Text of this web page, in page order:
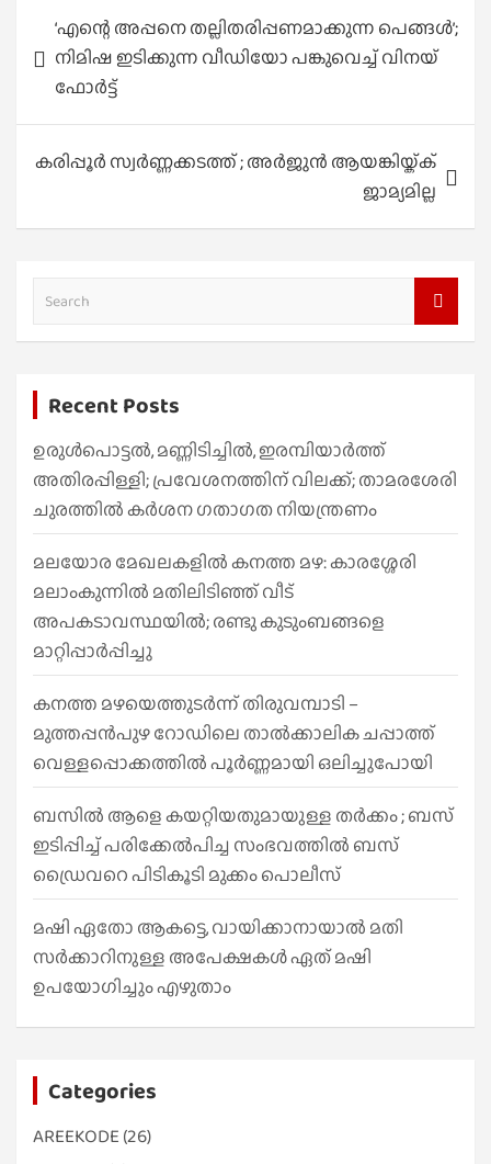
navigation
‘എന്റെ അപ്പനെ തല്ലിതരിപ്പണമാക്കുന്ന പെങ്ങള്‍’;
നിമിഷ ഇടിക്കുന്ന വീഡിയോ പങ്കുവെച്ച് വിനയ്
ഫോര്‍ട്ട്
കരിപ്പൂർ സ്വർണ്ണക്കടത്ത് ; അർജുൻ ആയങ്കിയ്ക്ക്
ജാമ്യമില്ല
a
h
Recent Posts
ഉരുൾപൊട്ടൽ, മണ്ണിടിച്ചിൽ, ഇരമ്പിയാര്‍ത്ത്
അതിരപ്പിള്ളി; പ്രവേശനത്തിന് വിലക്ക്; താമരശേരി
ചുരത്തില്‍ കര്‍ശന ഗതാഗത നിയന്ത്രണം
മലയോര മേഖലകളിൽ കനത്ത മഴ: കാരശ്ശേരി
മലാംകുന്നിൽ മതിലിടിഞ്ഞ് വീട്
അപകടാവസ്ഥയിൽ; രണ്ടു കുടുംബങ്ങളെ
മാറ്റിപ്പാർപ്പിച്ചു
കനത്ത മഴയെത്തുടർന്ന് തിരുവമ്പാടി –
മുത്തപ്പൻപുഴ റോഡിലെ താൽക്കാലിക ചപ്പാത്ത്
വെള്ളപ്പൊക്കത്തിൽ പൂർണ്ണമായി ഒലിച്ചുപോയി
ബസിൽ ആളെ കയറ്റിയതുമായുള്ള തർക്കം ; ബസ്
ഇടിപ്പിച്ച് പരിക്കേൽപിച്ച സംഭവത്തിൽ ബസ്
ഡ്രൈവറെ പിടികൂടി മുക്കം പൊലീസ്
മഷി ഏതോ ആകട്ടെ, വായിക്കാനായാൽ മതി​
സർക്കാറിനുള്ള അപേക്ഷകൾ ഏത് മഷി
ഉപയോഗിച്ചും എഴുതാം
Categories
AREEKODE (26)